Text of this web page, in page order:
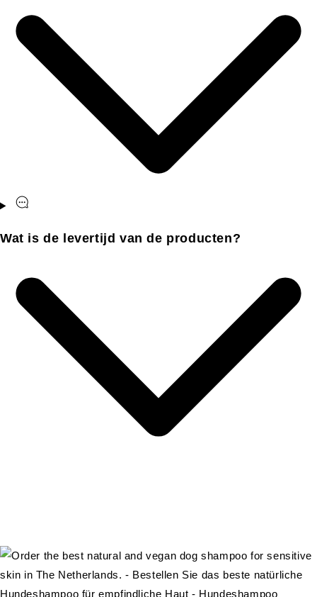
Wat is de levertijd van de producten?